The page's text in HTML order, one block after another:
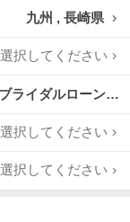
九州 , 長崎県
選択してください
ブライダルローン案内可,
選択してください
選択してください